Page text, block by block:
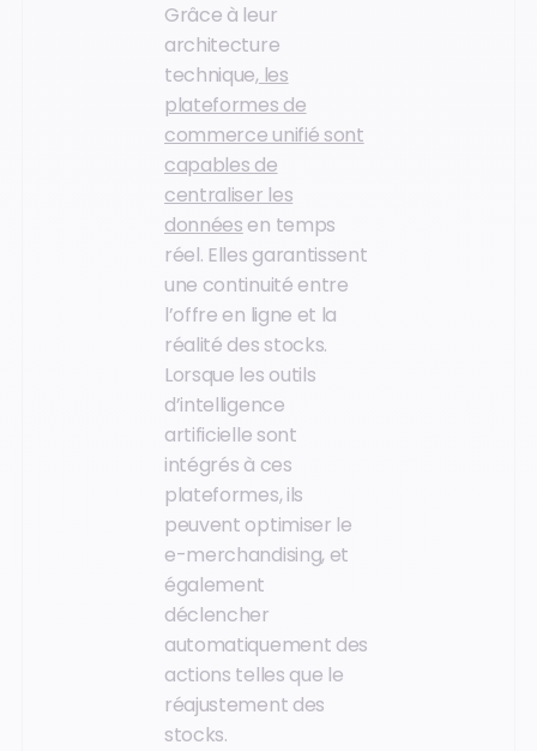
Grâce à leur
architecture
technique, les
plateformes de
commerce unifié sont
capables de
centraliser les
données en temps
réel. Elles garantissent
une continuité entre
l’offre en ligne et la
réalité des stocks.
Lorsque les outils
d’intelligence
artificielle sont
intégrés à ces
plateformes, ils
peuvent optimiser le
e-merchandising, et
également
déclencher
automatiquement des
actions telles que le
réajustement des
stocks.